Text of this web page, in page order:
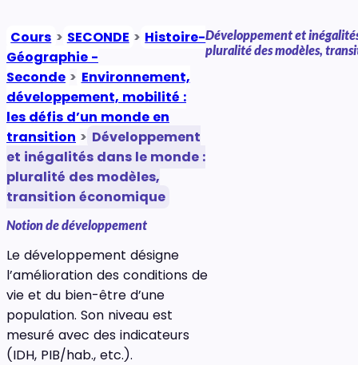
Cours > SECONDE > Histoire-
Géographie -
Seconde > Environnement,
développement, mobilité :
les défis d’un monde en
transition > Développement
et inégalités dans le monde :
pluralité des modèles,
transition économique
Développement et
pluralité des modèles,
Notion de développement
Le développement désigne
l’amélioration des conditions de
vie et du bien-être d’une
population. Son niveau est
mesuré avec des indicateurs
(IDH, PIB/hab., etc.).